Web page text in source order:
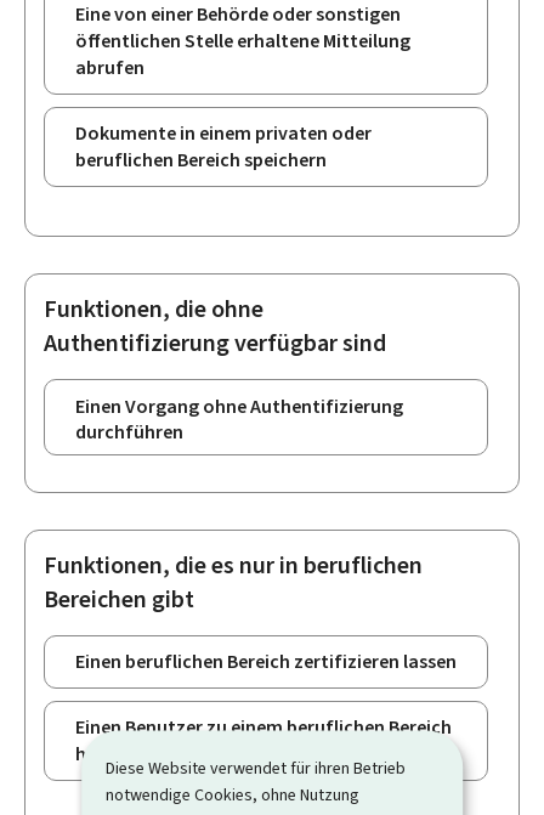
Diese Website verwendet für ihren Betrieb
notwendige Cookies, ohne Nutzung
Eine von einer Behörde oder sonstigen
öffentlichen Stelle erhaltene Mitteilung
abrufen
Dokumente in einem privaten oder
beruflichen Bereich speichern
Funktionen, die ohne
Authentifizierung verfügbar sind
Einen Vorgang ohne Authentifizierung
durchführen
Funktionen, die es nur in beruflichen
Bereichen gibt
Einen beruflichen Bereich zertifizieren lassen
Einen Benutzer zu einem beruflichen Bereich
hinzufügen